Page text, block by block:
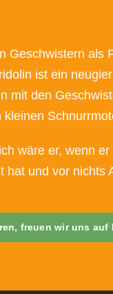
als
ist ein
den
wäre er, wenn
und vor
freuen wir uns auf